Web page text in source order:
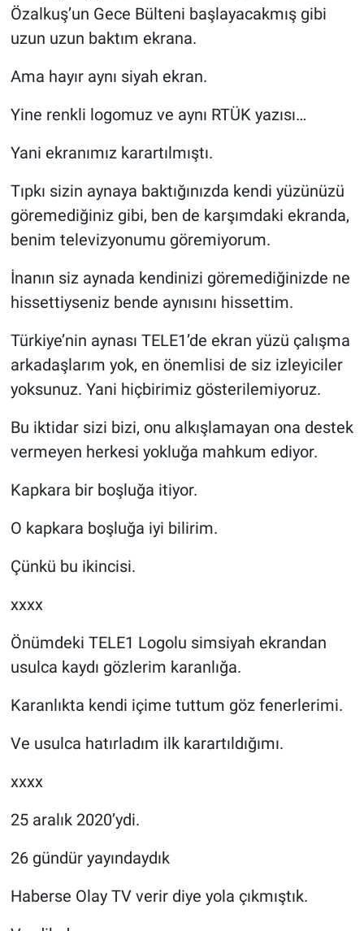
Özalkuş’un Gece Bülteni başlayacakmış gibi
uzun uzun baktım ekrana.
Ama hayır aynı siyah ekran.
Yine renkli logomuz ve aynı RTÜK yazısı…
Yani ekranımız karartılmıştı.
Tıpkı sizin aynaya baktığınızda kendi yüzünüzü
göremediğiniz gibi, ben de karşımdaki ekranda,
benim televizyonumu göremiyorum.
İnanın siz aynada kendinizi göremediğinizde ne
hissettiyseniz bende aynısını hissettim.
Türkiye’nin aynası TELE1’de ekran yüzü çalışma
arkadaşlarım yok, en önemlisi de siz izleyiciler
yoksunuz. Yani hiçbirimiz gösterilemiyoruz.
Bu iktidar sizi bizi, onu alkışlamayan ona destek
vermeyen herkesi yokluğa mahkum ediyor.
Kapkara bir boşluğa itiyor.
O kapkara boşluğa iyi bilirim.
Çünkü bu ikincisi.
xxxx
Önümdeki TELE1 Logolu simsiyah ekrandan
usulca kaydı gözlerim karanlığa.
Karanlıkta kendi içime tuttum göz fenerlerimi.
Ve usulca hatırladım ilk karartıldığımı.
xxxx
25 aralık 2020’ydi.
26 gündür yayındaydık
Haberse Olay TV verir diye yola çıkmıştık.
Spor
Yerel Yaşam